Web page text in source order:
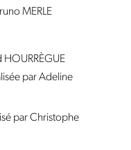
MERLE
HOURRÈGUE
par Adeline
par Christophe